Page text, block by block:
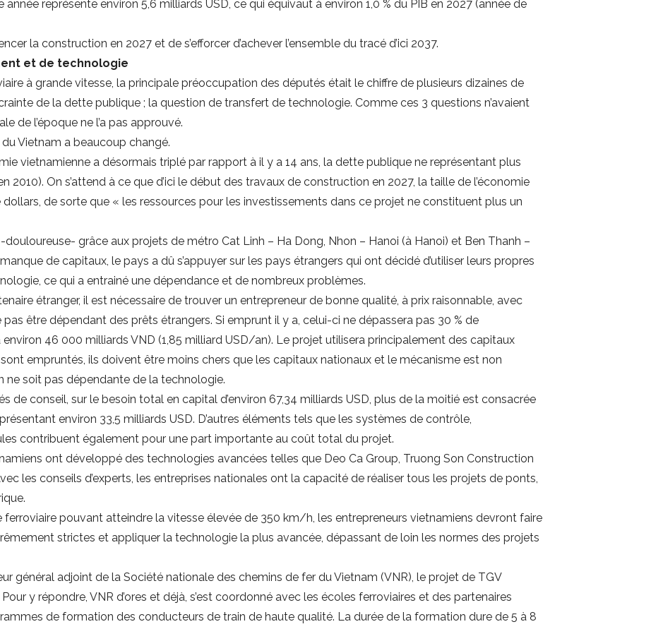
représente environ 5,6 milliards USD, ce qui équivaut à environ 1,0 % du PIB en 2027 (année de
la construction en 2027 et de s’efforcer d’achever l’ensemble du tracé d’ici 2037.
et de technologie
à grande vitesse, la principale préoccupation des députés était le chiffre de plusieurs dizaines de
de la dette publique ; la question de transfert de technologie. Comme ces 3 questions n’avaient
de l’époque ne l’a pas approuvé.
Vietnam a beaucoup changé.
vietnamienne a désormais triplé par rapport à il y a 14 ans, la dette publique ne représentant plus
2010). On s’attend à ce que d’ici le début des travaux de construction en 2027, la taille de l’économie
de sorte que « les ressources pour les investissements dans ce projet ne constituent plus un
douloureuse- grâce aux projets de métro Cat Linh – Ha Dong, Nhon – Hanoi (à Hanoi) et Ben Thanh –
de capitaux, le pays a dû s’appuyer sur les pays étrangers qui ont décidé d’utiliser leurs propres
ce qui a entrainé une dépendance et de nombreux problèmes.
étranger, il est nécessaire de trouver un entrepreneur de bonne qualité, à prix raisonnable, avec
être dépendant des prêts étrangers. Si emprunt il y a, celui-ci ne dépassera pas 30 % de
46 000 milliards VND (1,85 milliard USD/an). Le projet utilisera principalement des capitaux
empruntés, ils doivent être moins chers que les capitaux nationaux et le mécanisme est non
ne soit pas dépendante de la technologie.
de conseil, sur le besoin total en capital d’environ 67,34 milliards USD, plus de la moitié est consacrée
environ 33,5 milliards USD. D’autres éléments tels que les systèmes de contrôle,
contribuent également pour une part importante au coût total du projet.
ont développé des technologies avancées telles que Deo Ca Group, Truong Son Construction
les conseils d’experts, les entreprises nationales ont la capacité de réaliser tous les projets de ponts,
ferroviaire pouvant atteindre la vitesse élevée de 350 km/h, les entrepreneurs vietnamiens devront faire
strictes et appliquer la technologie la plus avancée, dépassant de loin les normes des projets
général adjoint de la Société nationale des chemins de fer du Vietnam (VNR), le projet de TGV
y répondre, VNR d’ores et déjà, s’est coordonné avec les écoles ferroviaires et des partenaires
de formation des conducteurs de train de haute qualité. La durée de la formation dure de 5 à 8